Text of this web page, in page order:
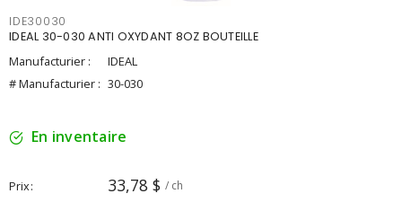
IDE30030
IDEAL 30-030 ANTI OXYDANT 8OZ BOUTEILLE
Manufacturier :
IDEAL
# Manufacturier : 30-030
En inventaire
Prix 33,78 $ / ch